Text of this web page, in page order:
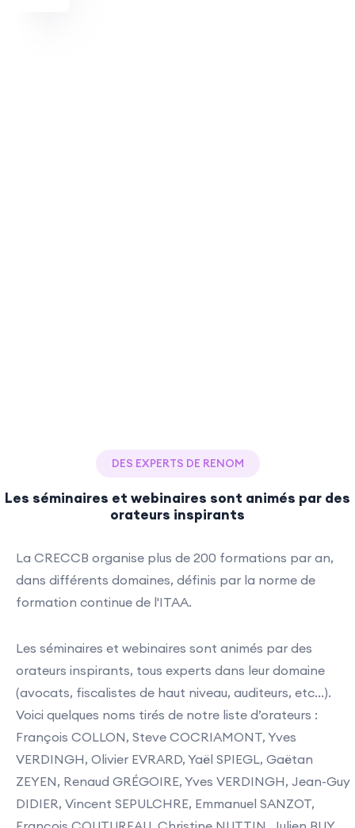
DES EXPERTS DE RENOM
Les séminaires et webinaires sont animés par des
orateurs inspirants
La CRECCB organise plus de 200 formations par an,
dans différents domaines, définis par la norme de
formation continue de l'ITAA.
Les séminaires et webinaires sont animés par des
orateurs inspirants, tous experts dans leur domaine
(avocats, fiscalistes de haut niveau, auditeurs, etc...).
Voici quelques noms tirés de notre liste d’orateurs :
François COLLON, Steve COCRIAMONT, Yves
VERDINGH, Olivier EVRARD, Yaël SPIEGL, Gaëtan
ZEYEN, Renaud GRÉGOIRE, Yves VERDINGH, Jean-Guy
DIDIER, Vincent SEPULCHRE, Emmanuel SANZOT,